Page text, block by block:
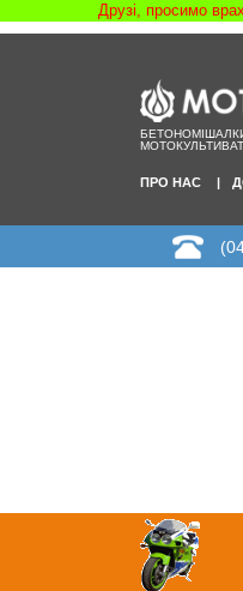
Друзі, просимо
ПРО НАС